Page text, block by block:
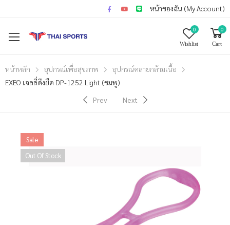
หน้าของฉัน (My Account)
0
Wishlist
0
Cart
หน้าหลัก อุปกรณ์เพื่อสุขภาพ
อุปกรณ์คลายกล้ามเนื้อ
EXEO เจลลี่ดึงยืด DP-1252 Light (ชมพู)
Prev
Next
Sale
Out Of Stock